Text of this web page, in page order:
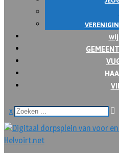
x